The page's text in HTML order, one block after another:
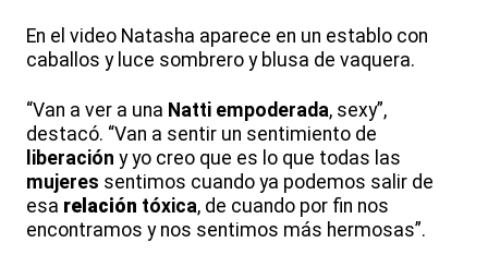
En el video Natasha aparece en un establo con
caballos y luce sombrero y blusa de vaquera.
“Van a ver a una Natti empoderada, sexy”,
destacó. “Van a sentir un sentimiento de
liberación y yo creo que es lo que todas las
mujeres sentimos cuando ya podemos salir de
esa relación tóxica, de cuando por fin nos
encontramos y nos sentimos más hermosas”.